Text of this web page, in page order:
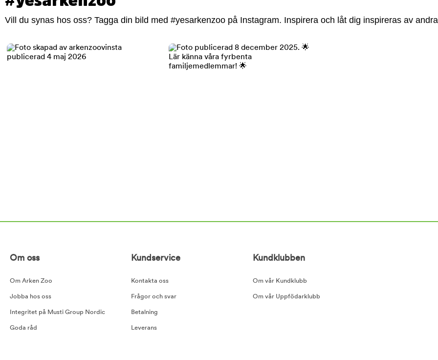
Vill du synas hos oss? Tagga din bild med #yesarkenzoo på Instagram. Inspirera och låt dig inspireras av
Om oss
Om Arken Zoo
Jobba hos oss
Integritet på Musti Group Nordic
Goda råd
Kundservice
Kontakta oss
Frågor och svar
Betalning
Leverans
Kundklubben
Om vår Kundklubb
Om vår Uppfödarklubb